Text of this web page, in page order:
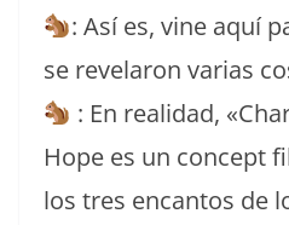
: Así es, vine aquí
se revelaron varias
: En realidad,
Hope es un concept
los tres encantos de